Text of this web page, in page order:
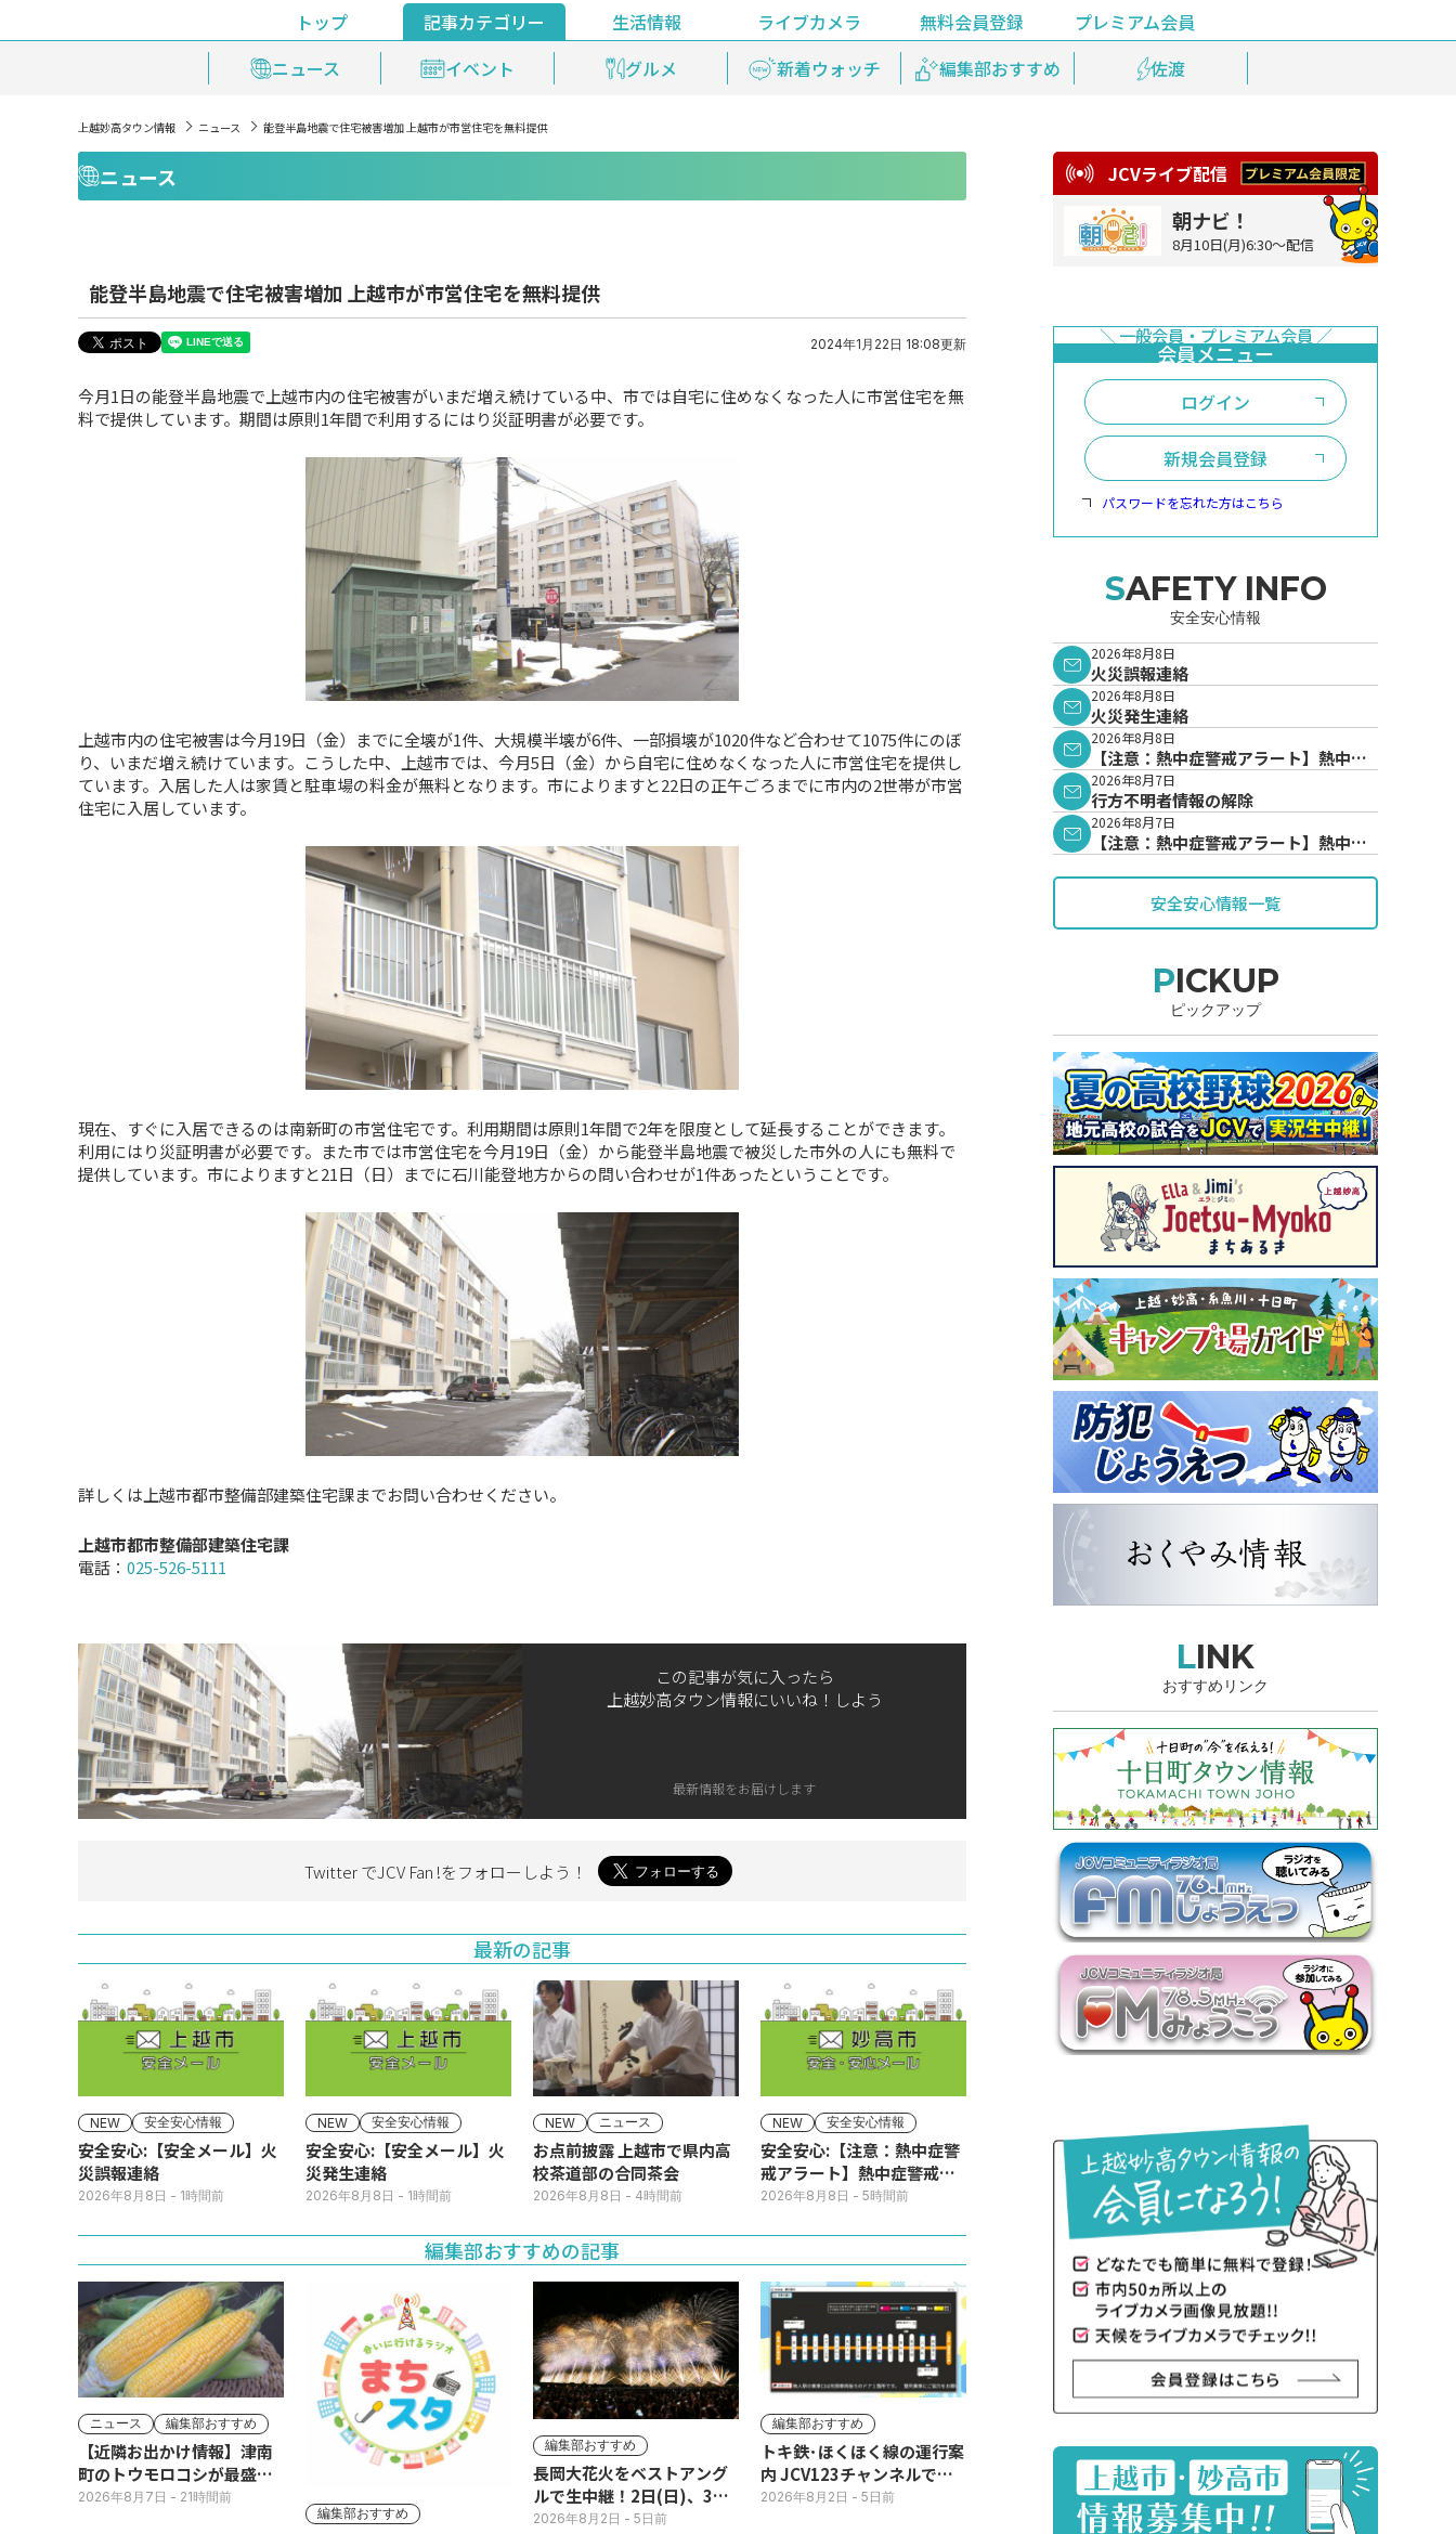
トップ
記事カテゴリー
ニュース
イベント グルメ 新着ウォッチ 編集部おすすめ 佐渡
生活情報
おくやみ情報
安全安心情報 天気 上越妙高百景 鉄道情報
ライブカメラ 無料会員登録
プレミアム会員
ライブ配信
見逃し配信 プレミアム会員登録
上越妙高タウン情報 ニュース 能登半島地震で住宅被害増加 上越市が市営住宅を無料提供
ニュース
能登半島地震で住宅被害増加 上越市が市営住宅を無料提供
2024年1月22日 18:08更新
今月1日の能登半島地震で上越市内の住宅被害がいまだ増え続けている中、市では自宅に住めなくなった人に市営住宅を無
料で提供しています。期間は原則1年間で利用するにはり災証明書が必要です。
上越市内の住宅被害は今月19日（金）までに全壊が1件、大規模半壊が6件、一部損壊が1020件など合わせて1075件にのぼ
り、いまだ増え続けています。こうした中、上越市では、今月5日（金）から自宅に住めなくなった人に市営住宅を提供し
ています。入居した人は家賃と駐車場の料金が無料となります。市によりますと22日の正午ごろまでに市内の2世帯が市営
住宅に入居しています。
現在、すぐに入居できるのは南新町の市営住宅です。利用期間は原則1年間で2年を限度として延長することができます。
利用にはり災証明書が必要です。また市では市営住宅を今月19日（金）から能登半島地震で被災した市外の人にも無料で
提供しています。市によりますと21日（日）までに石川能登地方からの問い合わせが1件あったということです。
詳しくは上越市都市整備部建築住宅課までお問い合わせください。
上越市都市整備部建築住宅課
電話： 025-526-5111
この記事が気に入ったら
上越妙高タウン情報にいいね！しよう
最新情報をお届けします
Twitter でJCV Fan !をフォローしよう！
最新の記事
NEW 安全安心情報
安全安心:【安全メール】火
災誤報連絡
2026年8月8日 - 1時間前
NEW 安全安心情報
安全安心:【安全メール】火
災発生連絡
2026年8月8日 - 1時間前
NEW ニュース
お点前披露 上越市で県内高
校茶道部の合同茶会
2026年8月8日 - 4時間前
NEW 安全安心情報
安全安心:【注意：熱中症警
戒アラート】熱中症警戒ア
ラートが発表されていま
2026年8月8日 - 5時間前
編集部おすすめの記事
ニュース 編集部おすすめ
【近隣お出かけ情報】津南
町のトウモロコシが最盛
期！国道ロードサイドの直
2026年8月7日 - 21時間前
編集部おすすめ
編集部おすすめ
長岡大花火をベストアング
ルで生中継！2日(日)、3日
(月)
2026年8月2日 - 5日前
編集部おすすめ
トキ鉄･ほくほく線の運行案
内 JCV123チャンネルで平
日毎朝表示
2026年8月2日 - 5日前
JCVライブ配信
朝ナビ！
8月10日(月)6:30～配信
ログイン
新規会員登録
パスワードを忘れた方はこちら
SAFETY INFO
安全安心情報
2026年8月8日
火災誤報連絡
2026年8月8日
火災発生連絡
2026年8月8日
【注意：熱中症警戒アラート】熱中症
警戒アラートが発表されています。
2026年8月7日
行方不明者情報の解除
2026年8月7日
【注意：熱中症警戒アラート】熱中症
安全安心情報一覧
PICKUP
ピックアップ
LINK
おすすめリンク